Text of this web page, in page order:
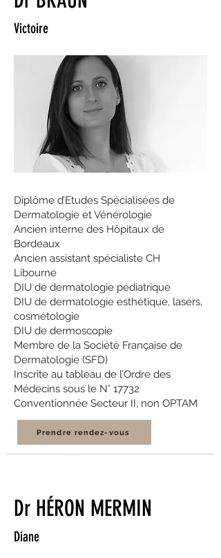
Victoire
Diplôme d’Etudes Spécialisées de
Dermatologie et Vénérologie
Ancien interne des Hôpitaux de
Bordeaux
Ancien assistant spécialiste CH
Libourne
DIU de dermatologie pédiatrique
DIU de dermatologie esthétique, lasers,
cosmétologie
DIU de dermoscopie
Membre de la Société Française de
Dermatologie (SFD)
Inscrite au tableau de l’Ordre des
Médecins sous le N° 17732
Conventionnée Secteur II, non OPTAM
Prendre rendez-vous
Dr HÉRON MERMIN
Diane